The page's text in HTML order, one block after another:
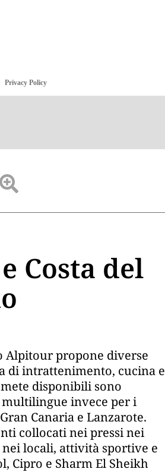
Privacy Policy
Costa del
Alpitour propone diverse
di intrattenimento, cucina e
disponibili sono
multilingue invece per i
Canaria e Lanzarote.
collocati nei pressi nei
locali, attività sportive e
Cipro e Sharm El Sheikh